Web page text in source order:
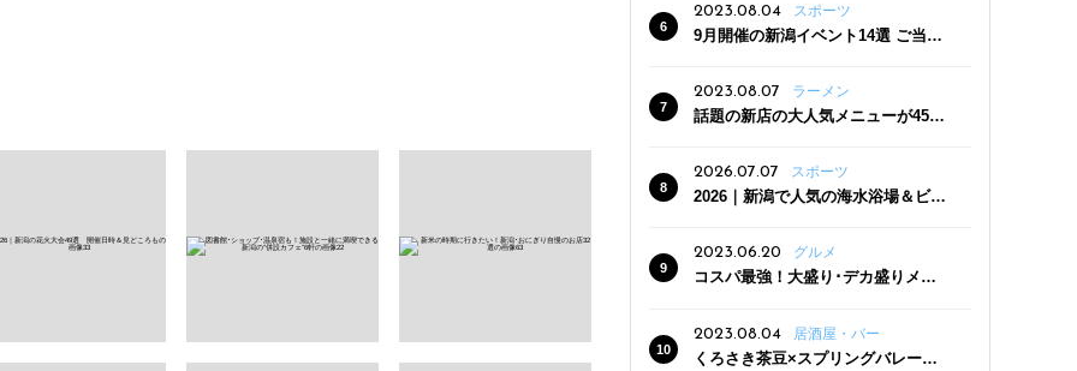
2023.08.04
スポーツ
9月開催の新潟イベント14選 ご当地
2023.08.07 ラーメン
話題の新店の大人気メニューが450
クーポン登場
2026.07.07 スポーツ
2026｜新潟で人気の海水浴場＆ビー
2023.06.20
グルメ
コスパ最強！大盛り･デカ盛りメニ
2023.08.04
居酒屋・バー
くろさき茶豆×スプリングバレー豊